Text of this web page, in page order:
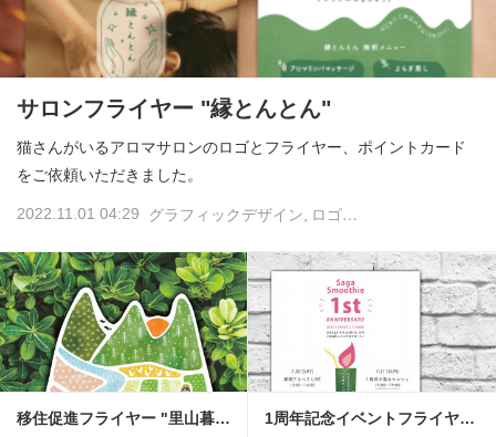
サロンフライヤー "縁とんとん"
猫さんがいるアロマサロンのロゴとフライヤー、ポイントカード
をご依頼いただきました。
2022.11.01 04:29 グラフィックデザイン ロゴデザイン
移住促進フライヤー "里山暮… 1周年記念イベントフライヤ…